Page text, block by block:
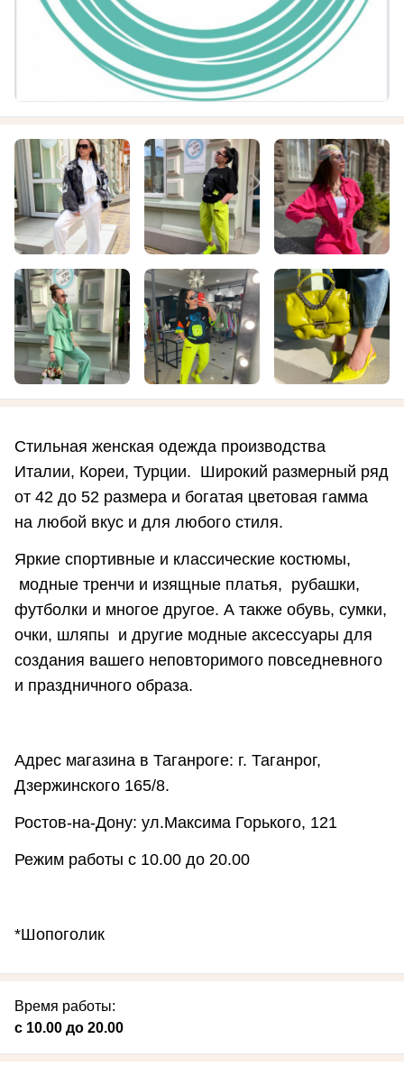
Стильная женская одежда производства
Италии, Кореи, Турции. Широкий размерный ряд
от 42 до 52 размера и богатая цветовая гамма
на любой вкус и для любого стиля.
Яркие спортивные и классические костюмы,
модные тренчи и изящные платья, рубашки,
футболки и многое другое. А также обувь, сумки,
очки, шляпы и другие модные аксессуары для
создания вашего неповторимого повседневного
и праздничного образа.
Адрес магазина в Таганроге: г. Таганрог,
Дзержинского 165/8.
Ростов-на-Дону: ул.Максима Горького, 121
Режим работы с 10.00 до 20.00
*Шопоголик
Время работы:
с 10.00 до 20.00